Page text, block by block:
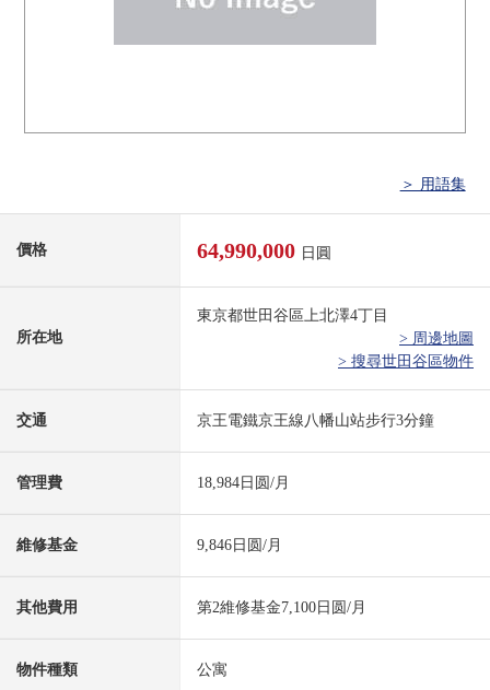
＞ 用語集
價格 64,990,000 日圓
所在地
東京都世田谷區上北澤4丁目
> 周邊地圖
> 搜尋世田谷區物件
交通 京王電鐵京王線八幡山站步行3分鐘
管理費 18,984日圆/月
維修基金 9,846日圆/月
其他費用 第2維修基金7,100日圆/月
物件種類 公寓